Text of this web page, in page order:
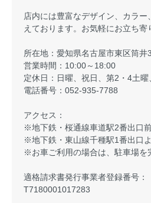
店内には豊富なデザイン、カラ
えております。お気軽にお立ち寄
所在地：愛知県名古屋市東区筒井
営業時間：10:00～18:00
定休日：日曜、祝日、第2・4土
電話番号：052-935-7788
アクセス：
※地下鉄・桜通線車道駅2番出口
※地下鉄・東山線千種駅1番出口
※お車ご利用の場合は、駐車場を
適格請求書発行事業者登録番号：
T7180001017283